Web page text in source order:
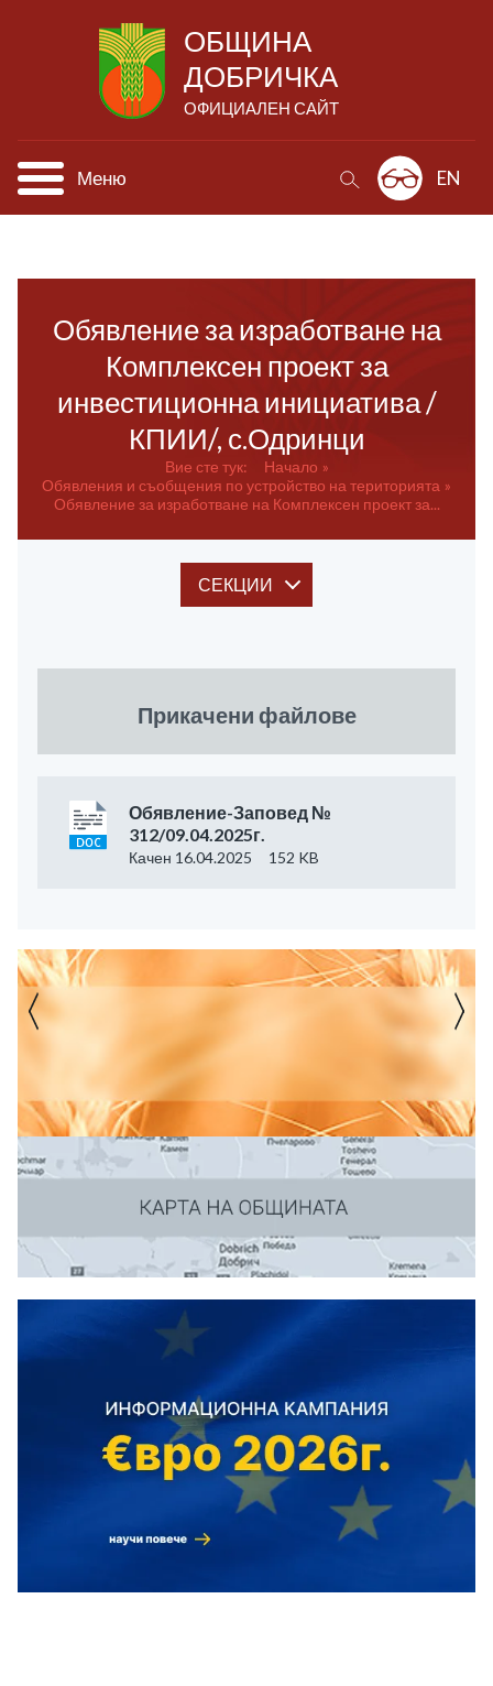
ОБЩИНА
ДОБРИЧКА
ОФИЦИАЛЕН САЙТ
Меню EN
Обявление за изработване на
Комплексен проект за
инвестиционна инициатива /
КПИИ/, с.Одринци
Вие сте тук:
Начало
Обявления и съобщения по устройство на територията
Обявление за изработване на Комплексен проект за...
СЕКЦИИ
Прикачени файлове
Обявление-Заповед №
312/09.04.2025г.
Качен 16.04.2025 152 KB